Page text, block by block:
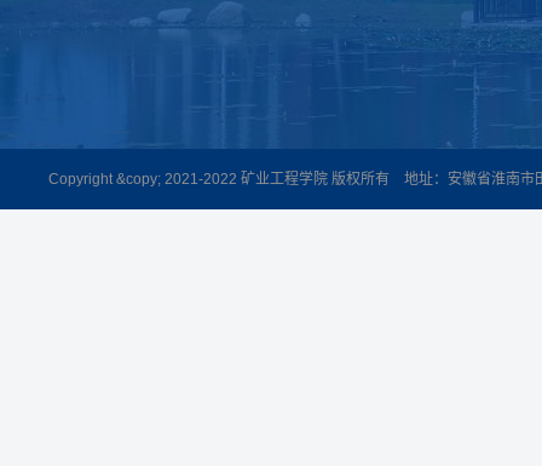
Copyright &copy; 2021-2022 矿业工程学院 版权所有 地址：安徽省淮南